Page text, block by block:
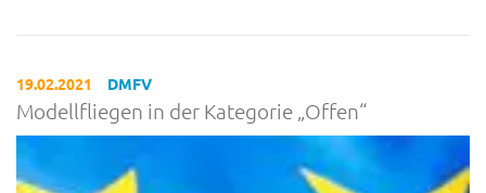
19.02.2021 DMFV
Modellfliegen in der Kategorie „Offen“